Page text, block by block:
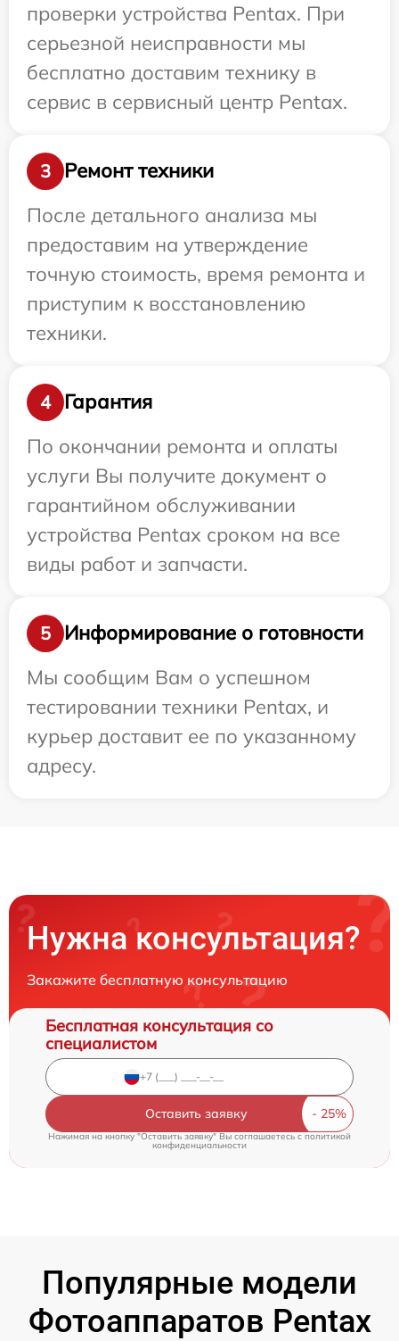
проверки устройства Pentax. При
серьезной неисправности мы
бесплатно доставим технику в
сервис в сервисный центр Pentax.
3
Ремонт техники
После детального анализа мы
предоставим на утверждение
точную стоимость, время ремонта и
приступим к восстановлению
техники.
4
Гарантия
По окончании ремонта и оплаты
услуги Вы получите документ о
гарантийном обслуживании
устройства Pentax сроком на все
виды работ и запчасти.
5
Информирование о готовности
Мы сообщим Вам о успешном
тестировании техники Pentax, и
курьер доставит ее по указанному
адресу.
Нужна консультация?
Закажите бесплатную консультацию
Бесплатная консультация со
специалистом
Оставить заявку
Нажимая на кнопку "Оставить заявку" Вы соглашаетесь cполитикой
конфиденциальности
Популярные модели
Фотоаппаратов Pentax